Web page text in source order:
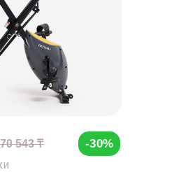
-30%
543 ₸